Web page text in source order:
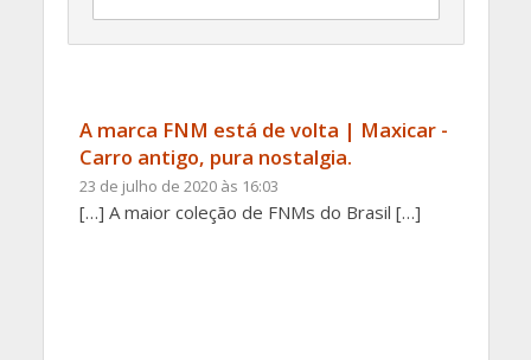
A marca FNM está de volta | Maxicar -
Carro antigo, pura nostalgia.
23 de julho de 2020 às 16:03
[…] A maior coleção de FNMs do Brasil […]